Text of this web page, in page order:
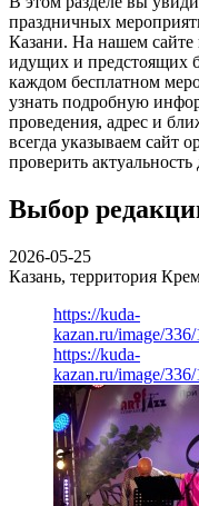
праздничных
Казани. На нашем сайте
идущих и предстоящих
каждом бесплатном
узнать подробную
проведения, адрес и
всегда указываем сайт
проверить
Выбор
2026-05-25
Казань, территория
https://kuda-
kazan.ru/image/
https://kuda-
kazan.ru/image/